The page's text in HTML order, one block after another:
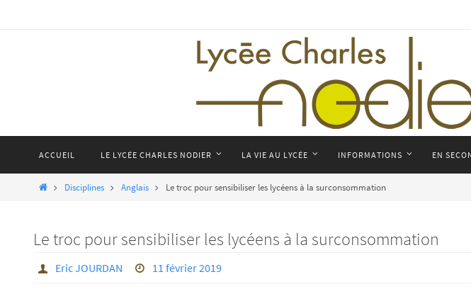
ACCUEIL LE LYCÉE CHARLES NODIER LA VIE AU LYCÉE INFORMATIONS EN
HomeDisciplines Anglais Le troc pour sensibiliser les lycéens à la surconsommation
Le troc pour sensibiliser les lycéens à la surconsommation
Eric JOURDAN 11 février 2019